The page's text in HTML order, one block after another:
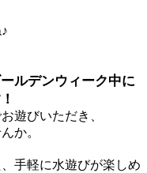
ルデンウィーク中に
遊びいただき、
か。
手軽に水遊びが楽しめ